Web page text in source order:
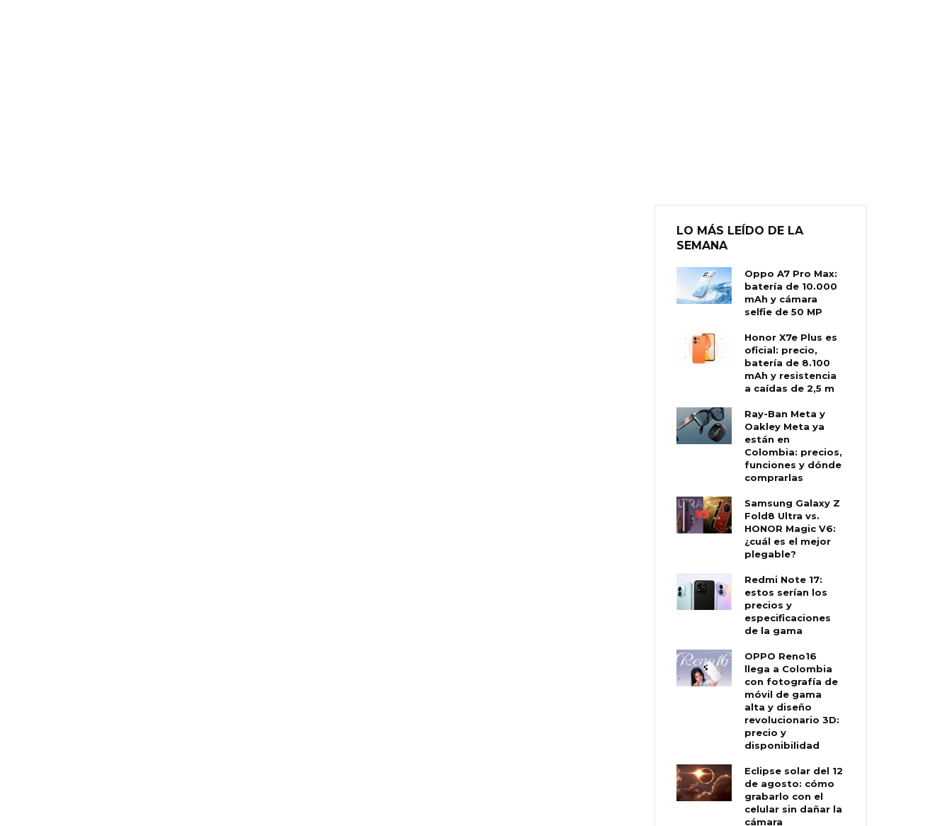
LO MÁS LEÍDO DE LA
SEMANA
Oppo A7 Pro Max:
batería de 10.000
mAh y cámara
selfie de 50 MP
Honor X7e Plus es
oficial: precio,
batería de 8.100
mAh y resistencia
a caídas de 2,5 m
Ray-Ban Meta y
Oakley Meta ya
están en
Colombia: precios,
funciones y dónde
comprarlas
Samsung Galaxy Z
Fold8 Ultra vs.
HONOR Magic V6:
¿cuál es el mejor
plegable?
Redmi Note 17:
estos serían los
precios y
especificaciones
de la gama
OPPO Reno16
llega a Colombia
con fotografía de
móvil de gama
alta y diseño
revolucionario 3D:
precio y
disponibilidad
Eclipse solar del 12
de agosto: cómo
grabarlo con el
celular sin dañar la
cámara